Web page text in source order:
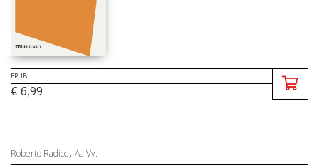
EPUB
€ 6,99
Roberto Radice, Aa.Vv.